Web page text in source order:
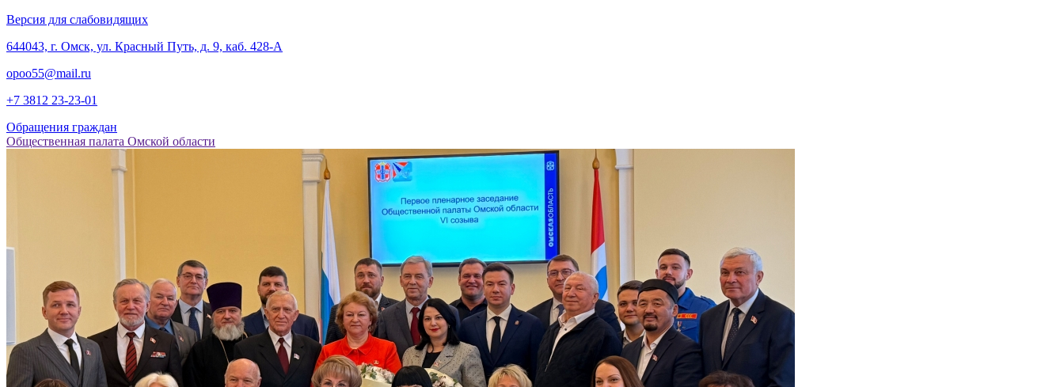
Версия для слабовидящих
‎644043, г. Омск, ул. Красный Путь, д. 9, каб. 428-А
opoo55@mail.ru
+7 3812 23-23-01
Обращения граждан
Общественная палата Омской области